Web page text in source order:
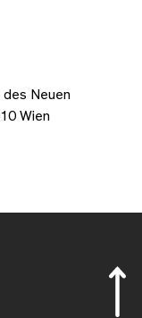
des Neuen
Wien